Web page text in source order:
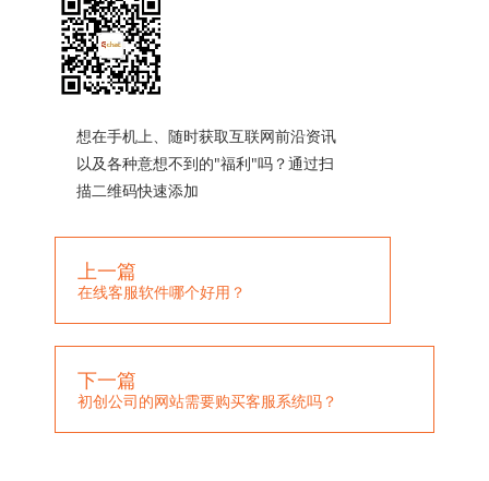
想在手机上、随时获取互联网前沿资讯
以及各种意想不到的"福利"吗？通过扫
描二维码快速添加
上一篇
在线客服软件哪个好用？
下一篇
初创公司的网站需要购买客服系统吗？